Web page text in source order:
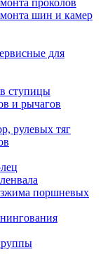
проколов
шин и камер
для
ступицы
и рычагов
рулевых тяг
поршневых